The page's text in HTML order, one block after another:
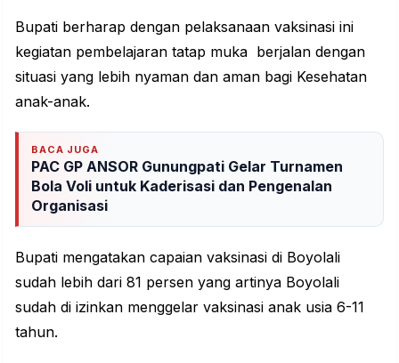
Bupati berharap dengan pelaksanaan vaksinasi ini
kegiatan pembelajaran tatap muka berjalan dengan
situasi yang lebih nyaman dan aman bagi Kesehatan
anak-anak.
BACA JUGA
PAC GP ANSOR Gunungpati Gelar Turnamen
Bola Voli untuk Kaderisasi dan Pengenalan
Organisasi
Bupati mengatakan capaian vaksinasi di Boyolali
sudah lebih dari 81 persen yang artinya Boyolali
sudah di izinkan menggelar vaksinasi anak usia 6-11
tahun.